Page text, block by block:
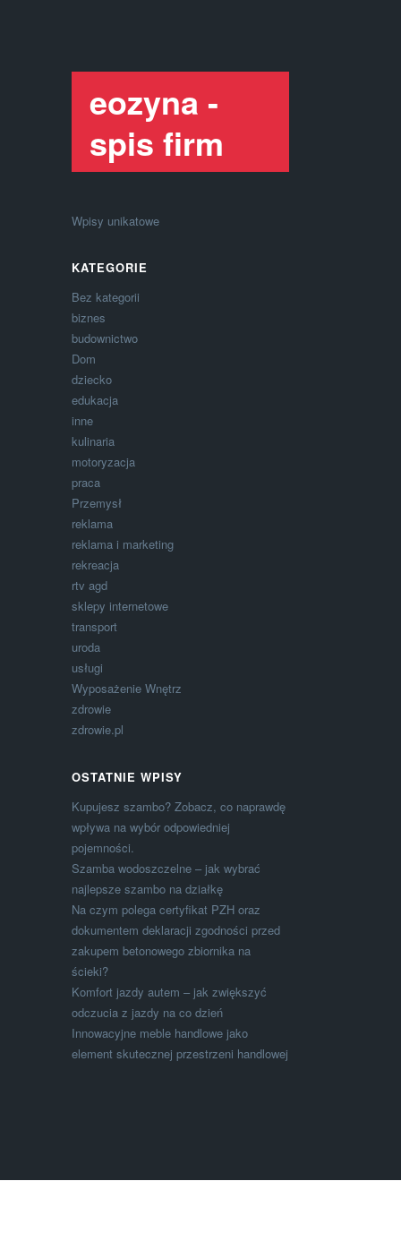
eozyna -
spis firm
Wpisy unikatowe
KATEGORIE
Bez kategorii
biznes
budownictwo
Dom
dziecko
edukacja
inne
kulinaria
motoryzacja
praca
Przemysł
reklama
reklama i marketing
rekreacja
rtv agd
sklepy internetowe
transport
uroda
usługi
Wyposażenie Wnętrz
zdrowie
zdrowie.pl
OSTATNIE WPISY
Kupujesz szambo? Zobacz, co naprawdę
wpływa na wybór odpowiedniej
pojemności.
Szamba wodoszczelne – jak wybrać
najlepsze szambo na działkę
Na czym polega certyfikat PZH oraz
dokumentem deklaracji zgodności przed
zakupem betonowego zbiornika na
ścieki?
Komfort jazdy autem – jak zwiększyć
odczucia z jazdy na co dzień
Innowacyjne meble handlowe jako
element skutecznej przestrzeni handlowej